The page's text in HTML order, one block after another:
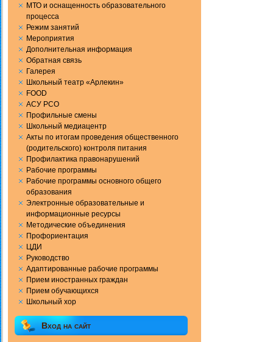
МТО и оснащенность образовательного
процесса
Режим занятий
Мероприятия
Дополнительная информация
Обратная связь
Галерея
Школьный театр «Арлекин»
FOOD
АСУ РСО
Профильные смены
Школьный медиацентр
Акты по итогам проведения общественного
(родительского) контроля питания
Профилактика правонарушений
Рабочие программы
Рабочие программы основного общего
образования
Электронные образовательные и
информационные ресурсы
Методические объединения
Профориентация
ЦДИ
Руководство
Адаптированные рабочие программы
Прием иностранных граждан
Прием обучающихся
Школьный хор
Вход на сайт